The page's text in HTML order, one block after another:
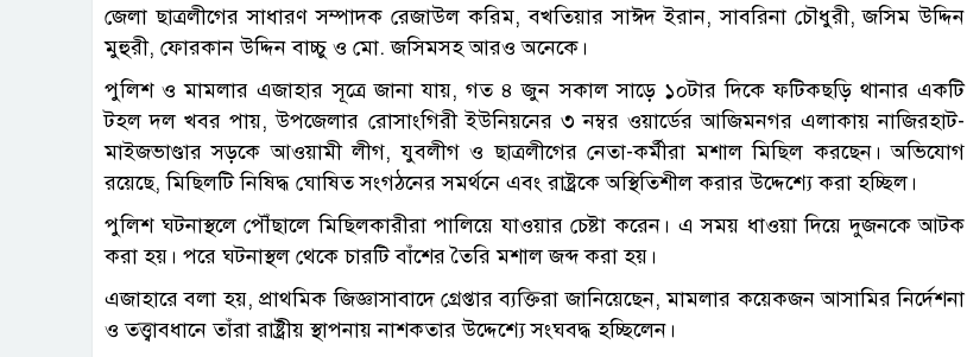
জেলা ছাত্রলীগের সাধারণ সম্পাদক রেজাউল করিম, বখতিয়ার সাঈদ ইরান, সাবরিনা চৌধুরী, জসিম উদ্দিন
মুহুরী, ফোরকান উদ্দিন বাচ্চু ও মো. জসিমসহ আরও অনেকে।
পুলিশ ও মামলার এজাহার সূত্রে জানা যায়, গত ৪ জুন সকাল সাড়ে ১০টার দিকে ফটিকছড়ি থানার একটি
টহল দল খবর পায়, উপজেলার রোসাংগিরী ইউনিয়নের ৩ নম্বর ওয়ার্ডের আজিমনগর এলাকায় নাজিরহাট-
মাইজভাণ্ডার সড়কে আওয়ামী লীগ, যুবলীগ ও ছাত্রলীগের নেতা-কর্মীরা মশাল মিছিল করছেন। অভিযোগ
রয়েছে, মিছিলটি নিষিদ্ধ ঘোষিত সংগঠনের সমর্থনে এবং রাষ্ট্রকে অস্থিতিশীল করার উদ্দেশ্যে করা হচ্ছিল।
পুলিশ ঘটনাস্থলে পৌঁছালে মিছিলকারীরা পালিয়ে যাওয়ার চেষ্টা করেন। এ সময় ধাওয়া দিয়ে দুজনকে আটক
করা হয়। পরে ঘটনাস্থল থেকে চারটি বাঁশের তৈরি মশাল জব্দ করা হয়।
এজাহারে বলা হয়, প্রাথমিক জিজ্ঞাসাবাদে গ্রেপ্তার ব্যক্তিরা জানিয়েছেন, মামলার কয়েকজন আসামির নির্দেশনা
ও তত্ত্বাবধানে তাঁরা রাষ্ট্রীয় স্থাপনায় নাশকতার উদ্দেশ্যে সংঘবদ্ধ হচ্ছিলেন।